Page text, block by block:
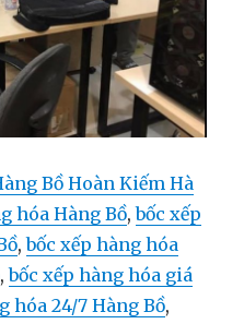
Bồ Hoàn Kiếm Hà
hóa Hàng Bồ,bốc xếp
,bốc xếp hàng hóa
,bốc xếp hàng hóa giá
hóa 24/7 Hàng Bồ,